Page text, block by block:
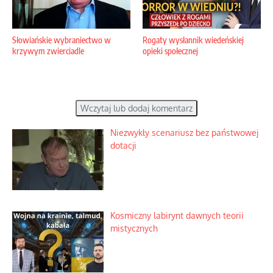
Słowiańskie wybraniectwo w
krzywym zwierciadle
Rogaty wysłannik wiedeńskiej
opieki społecznej
Wczytaj lub dodaj komentarz
Niezwykły scenariusz bez państwowej
dotacji
Kosmiczny labirynt dawnych teorii
mistycznych